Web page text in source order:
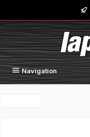
Zum Hauptinhalt springen
Navigation